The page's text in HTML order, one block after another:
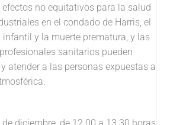
no equitativos para la salud
en el condado de Harris, el
y la muerte prematura, y las
sanitarios pueden
atender a las personas expuestas a
de diciembre, de 12.00 a 13.30 horas